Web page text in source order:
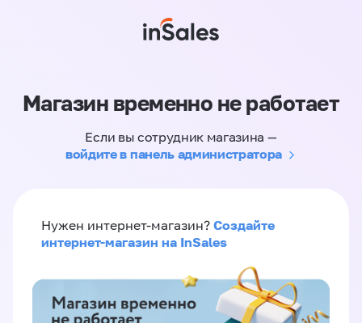
Магазин временно не работает
Если вы сотрудник магазина —
войдите в панель администратора
Нужен интернет-магазин? Создайте
интернет-магазин на InSales